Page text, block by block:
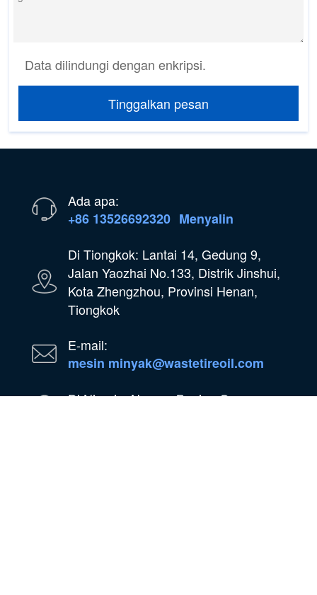
Data dilindungi dengan enkripsi.
Tinggalkan pesan
Ada apa:
+86 13526692320 Menyalin
Di Tiongkok: Lantai 14, Gedung 9,
Jalan Yaozhai No.133, Distrik Jinshui,
Kota Zhengzhou, Provinsi Henan,
Tiongkok
E-mail:
mesin minyak@wastetireoil.com
Di Nigeria: Negara Bagian Ogun,